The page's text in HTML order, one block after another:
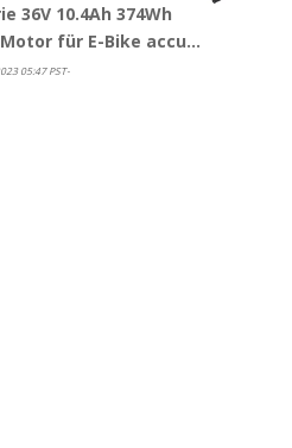
36V 10.4Ah 374Wh
für E-Bike accu…
05:47 PST-